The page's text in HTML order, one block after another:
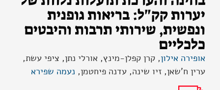
יערות קק"ל: בריאות גופנית
ונפשית, שירותי תרבות והיבטים
כלכליים
אופירה אילון, קרן קפלן-מינץ, אורלי נתן, ציפי עשת,
ערין ח'שאן, זיו שינה, עדנה פיחטמן, נעמה שפירא